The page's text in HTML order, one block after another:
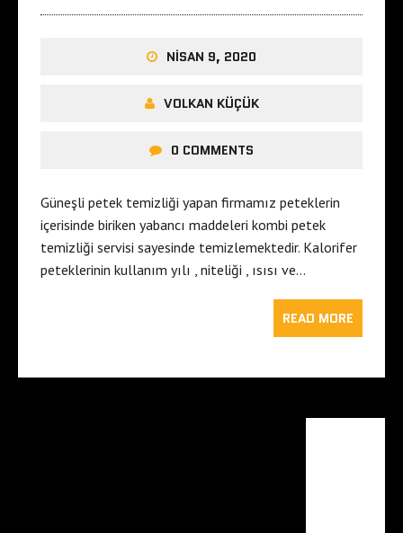
NISAN 9, 2020
VOLKAN KÜÇÜK
0 COMMENTS
Güneşli petek temizliği yapan firmamız peteklerin
içerisinde biriken yabancı maddeleri kombi petek
temizliği servisi sayesinde temizlemektedir. Kalorifer
peteklerinin kullanım yılı , niteliği , ısısı ve…
READ MORE